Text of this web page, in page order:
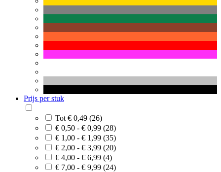
Prijs per stuk
Tot € 0,49 (26)
€ 0,50 - € 0,99 (28)
€ 1,00 - € 1,99 (35)
€ 2,00 - € 3,99 (20)
€ 4,00 - € 6,99 (4)
€ 7,00 - € 9,99 (24)